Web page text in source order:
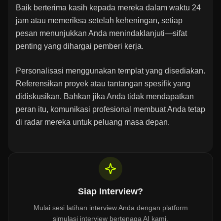
Baik berterima kasih kepada mereka dalam waktu 24
jam atau memeriksa setelah keheningan, setiap
pesan menunjukkan Anda menindaklanjuti—sifat
penting yang dihargai pemberi kerja.
Personalisasi menggunakan templat yang disediakan.
Referensikan proyek atau tantangan spesifik yang
didiskusikan. Bahkan jika Anda tidak mendapatkan
peran itu, komunikasi profesional membuat Anda tetap
di radar mereka untuk peluang masa depan.
Siap Interview?
Mulai sesi latihan interview Anda dengan platform
simulasi interview bertenaga AI kami.